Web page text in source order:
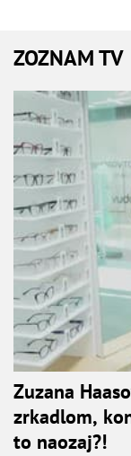
ZOZNAM TV
Zuzana
zrkadlom,
to naozaj?!